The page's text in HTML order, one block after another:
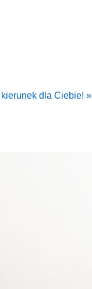
dla Ciebie! »